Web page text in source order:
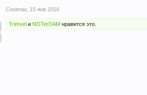
Coolmax 15 янв 2016
Trimvel и NOTerDAM нравится это.